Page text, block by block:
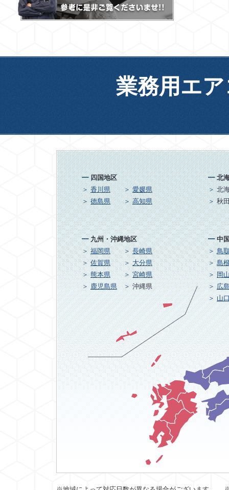
業務用エ
九州・沖縄地区
福岡県
長崎県
佐賀県
大分県
熊本県
宮崎県
鹿児島県
沖縄県
北
北
秋
中
鳥
島
岡
広
山
四国地区
香川県
愛媛県
徳島県
高知県